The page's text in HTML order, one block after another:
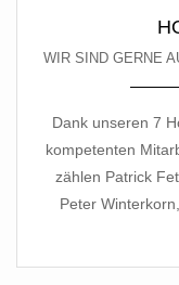
WIR SIND GERNE
Dank unseren 7
kompetenten
zählen Patrick
Peter Winterkorn